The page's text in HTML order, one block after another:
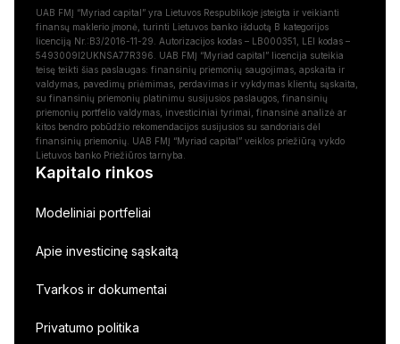
UAB FMĮ “Myriad capital” yra Lietuvos Respublikoje įsteigta ir veikianti
finansų maklerio įmonė, turinti Lietuvos banko išduotą B kategorijos
licenciją Nr.:B3/2016-11-29. Autorizacijos kodas – LB000351, LEI kodas –
5493009I2UKNSA77R396. UAB FMĮ “Myriad capital” licencija suteikia
teisę teikti šias paslaugas: finansinių priemonių saugojimas, apskaita ir
valdymas, pavedimų priėmimas, perdavimas ir vykdymas klientų sąskaita,
su finansinių priemonių platinimu susijusios paslaugos, finansinių
priemonių portfelio valdymas, investiciniai tyrimai, finansinė analizė ar
kitos bendro pobūdžio rekomendacijos susijusios su sandoriais dėl
finansinių priemonių. UAB FMĮ “Myriad capital” veiklos priežiūrą vykdo
Lietuvos banko Priežiūros tarnyba.
Kapitalo rinkos
Modeliniai portfeliai
Apie investicinę sąskaitą
Tvarkos ir dokumentai
Privatumo politika